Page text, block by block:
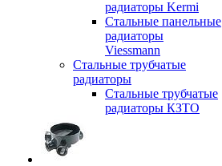
радиаторы Kermi
Стальные панельные
радиаторы
Viessmann
Стальные трубчатые
радиаторы
Стальные трубчатые
радиаторы КЗТО